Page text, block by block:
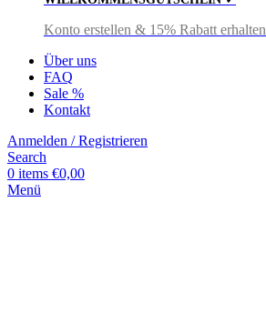
Konto erstellen & 15% Rabatt erhalten
Über uns
FAQ
Sale %
Kontakt
Anmelden / Registrieren
Search
0 items €0,00
Menü